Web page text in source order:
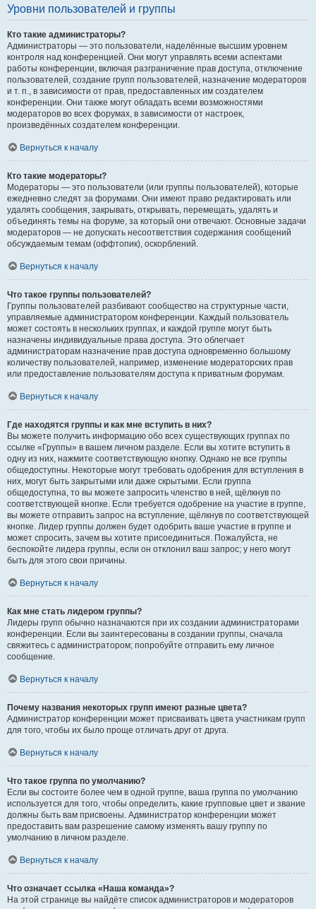
Уровни пользователей и группы
Кто такие администраторы?
Администраторы — это пользователи, наделённые высшим уровнем
контроля над конференцией. Они могут управлять всеми аспектами
работы конференции, включая разграничение прав доступа, отключение
пользователей, создание групп пользователей, назначение модераторов
и т. п., в зависимости от прав, предоставленных им создателем
конференции. Они также могут обладать всеми возможностями
модераторов во всех форумах, в зависимости от настроек,
произведённых создателем конференции.
Вернуться к началу
Кто такие модераторы?
Модераторы — это пользователи (или группы пользователей), которые
ежедневно следят за форумами. Они имеют право редактировать или
удалять сообщения, закрывать, открывать, перемещать, удалять и
объединять темы на форуме, за который они отвечают. Основные задачи
модераторов — не допускать несоответствия содержания сообщений
обсуждаемым темам (оффтопик), оскорблений.
Вернуться к началу
Что такое группы пользователей?
Группы пользователей разбивают сообщество на структурные части,
управляемые администратором конференции. Каждый пользователь
может состоять в нескольких группах, и каждой группе могут быть
назначены индивидуальные права доступа. Это облегчает
администраторам назначение прав доступа одновременно большому
количеству пользователей, например, изменение модераторских прав
или предоставление пользователям доступа к приватным форумам.
Вернуться к началу
Где находятся группы и как мне вступить в них?
Вы можете получить информацию обо всех существующих группах по
ссылке «Группы» в вашем личном разделе. Если вы хотите вступить в
одну из них, нажмите соответствующую кнопку. Однако не все группы
общедоступны. Некоторые могут требовать одобрения для вступления в
них, могут быть закрытыми или даже скрытыми. Если группа
общедоступна, то вы можете запросить членство в ней, щёлкнув по
соответствующей кнопке. Если требуется одобрение на участие в группе,
вы можете отправить запрос на вступление, щёлкнув по соответствующей
кнопке. Лидер группы должен будет одобрить ваше участие в группе и
может спросить, зачем вы хотите присоединиться. Пожалуйста, не
беспокойте лидера группы, если он отклонил ваш запрос; у него могут
быть для этого свои причины.
Вернуться к началу
Как мне стать лидером группы?
Лидеры групп обычно назначаются при их создании администраторами
конференции. Если вы заинтересованы в создании группы, сначала
свяжитесь с администратором; попробуйте отправить ему личное
сообщение.
Вернуться к началу
Почему названия некоторых групп имеют разные цвета?
Администратор конференции может присваивать цвета участникам групп
для того, чтобы их было проще отличать друг от друга.
Вернуться к началу
Что такое группа по умолчанию?
Если вы состоите более чем в одной группе, ваша группа по умолчанию
используется для того, чтобы определить, какие групповые цвет и звание
должны быть вам присвоены. Администратор конференции может
предоставить вам разрешение самому изменять вашу группу по
умолчанию в личном разделе.
Вернуться к началу
Что означает ссылка «Наша команда»?
На этой странице вы найдёте список администраторов и модераторов